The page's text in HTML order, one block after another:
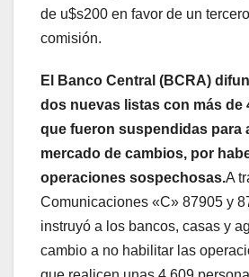
de u$s200 en favor de un
comisión.
El Banco Central (BCRA)
dos nuevas listas con más de
que fueron suspendidas para
mercado de cambios, por
operaciones sospechosas.A
Comunicaciones «C» 87905 y
instruyó a los bancos, casas y
cambio a no habilitar las